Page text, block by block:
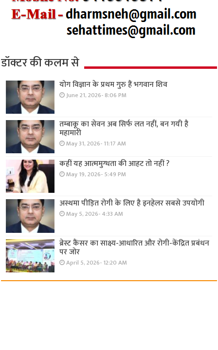
डॉक्टर की कलम से
योग विज्ञान के प्रथम गुरु हैं भगवान शिव
June 21, 2026- 8:06 PM
तम्बाकू का सेवन अब सिर्फ लत नहीं, बन गयी है
महामारी
May 31, 2026- 11:17 AM
कहीं यह आत्ममुग्धता की आहट तो नहीं ?
May 19, 2026- 5:49 PM
अस्थमा पीड़ित रोगी के लिए है इनहेलर सबसे उपयोगी
May 5, 2026- 4:33 AM
ब्रेस्ट कैंसर का साक्ष्य-आधारित और रोगी-केंद्रित प्रबंधन
पर जोर
April 5, 2026- 12:20 AM